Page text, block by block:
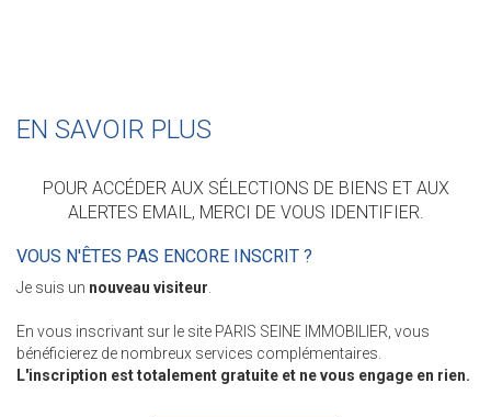
EN SAVOIR PLUS
POUR ACCÉDER AUX SÉLECTIONS DE BIENS ET AUX
ALERTES EMAIL, MERCI DE VOUS IDENTIFIER.
VOUS N'ÊTES PAS ENCORE INSCRIT ?
Je suis un nouveau visiteur.
En vous inscrivant sur le site PARIS SEINE IMMOBILIER, vous
bénéficierez de nombreux services complémentaires.
L'inscription est totalement gratuite et ne vous engage en rien.